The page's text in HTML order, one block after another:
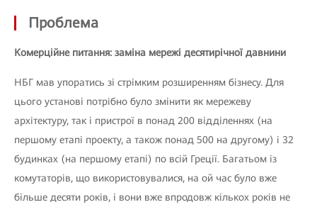
Проблема
Комерційне питання: заміна мережі десятирічної давнини
НБГ мав упоратись зі стрімким розширенням бізнесу. Для
цього установі потрібно було змінити як мережеву
архітектуру, так і пристрої в понад 200 відділеннях (на
першому етапі проекту, а також понад 500 на другому) і 32
будинках (на першому етапі) по всій Греції. Багатьом із
комутаторів, що використовувалися, на ой час було вже
більше десяти років, і вони вже впродовж кількох років не